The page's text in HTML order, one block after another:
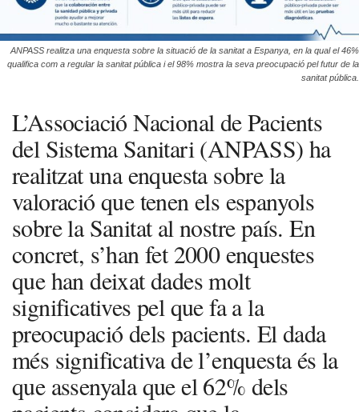
ANPASS realitza una enquesta sobre la situació de la sanitat a Espanya, en la qual el 46%
qualifica com a regular la sanitat pública i el 98% mostra la seva preocupació pel futur de la
sanitat pública.
L’Associació Nacional de Pacients
del Sistema Sanitari (ANPASS) ha
realitzat una enquesta sobre la
valoració que tenen els espanyols
sobre la Sanitat al nostre país. En
concret, s’han fet 2000 enquestes
que han deixat dades molt
significatives pel que fa a la
preocupació dels pacients. El dada
més significativa de l’enquesta és la
que assenyala que el 62% dels